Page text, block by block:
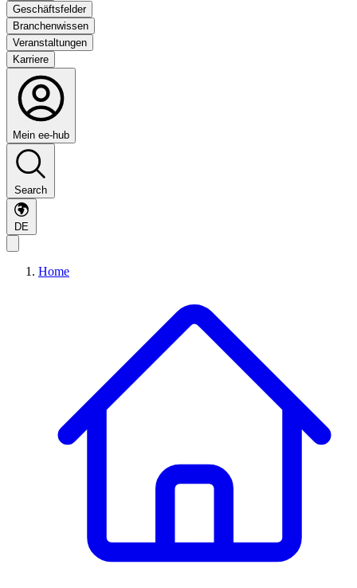
Geschäftsfelder
Branchenwissen
Veranstaltungen
Karriere
Mein ee-hub
Search
DE
Home